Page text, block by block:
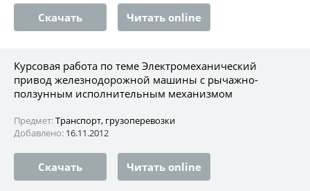
Скачать Читать online
Курсовая работа по теме Электромеханический
привод железнодорожной машины с рычажно-
ползунным исполнительным механизмом
Предмет:Транспорт, грузоперевозки
Добавлено: 16.11.2012
Скачать Читать online